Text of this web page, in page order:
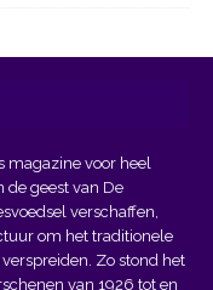
magazine voor heel
de geest van De
verschaffen,
om het traditionele
Zo stond het
van 1926 tot en